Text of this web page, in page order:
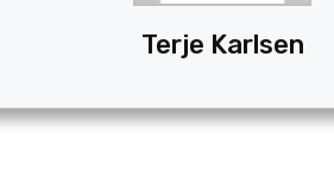
Terje Karlsen